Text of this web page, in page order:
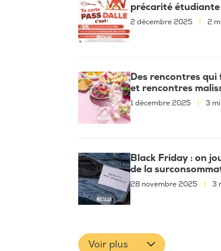
précarité étudiante
2 décembre 2025 2
Des rencontres
et rencontres
1 décembre 2025 3
Black Friday : on
de la
28 novembre 2025 3
Voir plus